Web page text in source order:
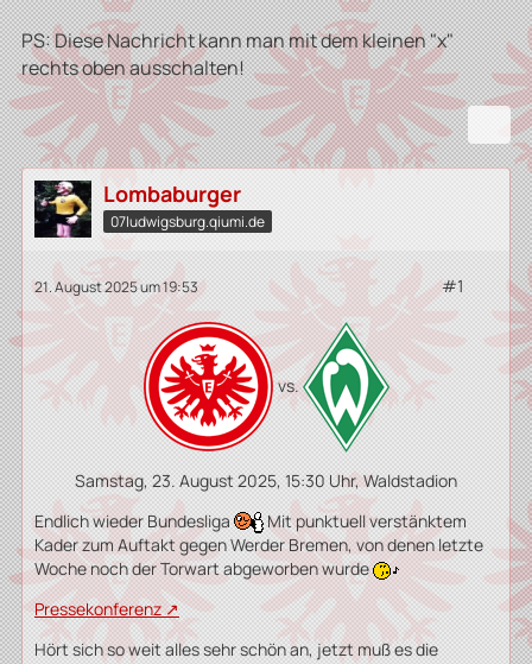
PS: Diese Nachricht kann man mit dem kleinen "x"
rechts oben ausschalten!
Lombaburger
07ludwigsburg.qiumi.de
21. August 2025 um 19:53 #1
vs.
Samstag, 23. August 2025, 15:30 Uhr, Waldstadion
Endlich wieder Bundesliga
Mit punktuell verstänktem
Kader zum Auftakt gegen Werder Bremen, von denen letzte
Woche noch der Torwart abgeworben wurde
Pressekonferenz
Hört sich so weit alles sehr schön an, jetzt muß es die